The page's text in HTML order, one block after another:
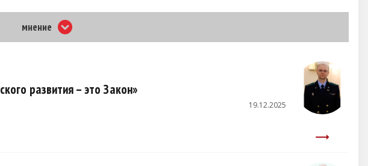
мнение
развития – это Закон»
19.12.2025